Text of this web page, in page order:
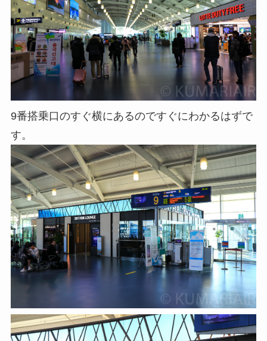
9番搭乗口のすぐ横にあるのですぐにわかるはずで
す。